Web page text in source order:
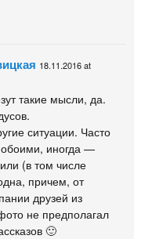
18.11.2016 at
такие мысли, да.
ситуации. Часто
иногда —
(в том числе
причем, от
друзей из
не предполагал
🙂